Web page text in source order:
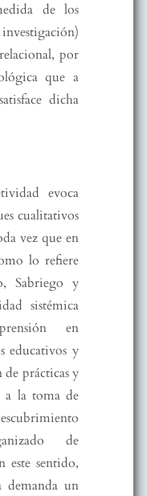
de los
investigación)
por
que a
dicha
evoca
cualitativos
vez que en
lo refiere
Sabriego y
sistémica
en
educativos y
de prácticas y
a la toma de
de
este sentido,
demanda un